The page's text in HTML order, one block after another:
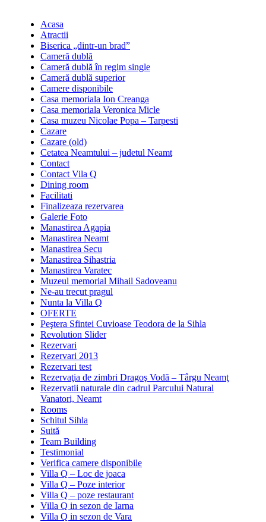
Acasa
Atractii
Biserica „dintr-un brad”
Cameră dublă
Cameră dublă în regim single
Cameră dublă superior
Camere disponibile
Casa memoriala Ion Creanga
Casa memoriala Veronica Micle
Casa muzeu Nicolae Popa – Tarpesti
Cazare
Cazare (old)
Cetatea Neamtului – judetul Neamt
Contact
Contact Vila Q
Dining room
Facilitati
Finalizeaza rezervarea
Galerie Foto
Manastirea Agapia
Manastirea Neamt
Manastirea Secu
Manastirea Sihastria
Manastirea Varatec
Muzeul memorial Mihail Sadoveanu
Ne-au trecut pragul
Nunta la Villa Q
OFERTE
Peştera Sfintei Cuvioase Teodora de la Sihla
Revolution Slider
Rezervari
Rezervari 2013
Rezervari test
Rezervaţia de zimbri Dragoş Vodă – Târgu Neamţ
Rezervatii naturale din cadrul Parcului Natural
Vanatori, Neamt
Rooms
Schitul Sihla
Suită
Team Building
Testimonial
Verifica camere disponibile
Villa Q – Loc de joaca
Villa Q – Poze interior
Villa Q – poze restaurant
Villa Q in sezon de Iarna
Villa Q in sezon de Vara